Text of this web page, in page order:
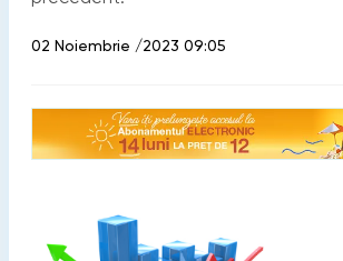
02 Noiembrie /2023 09:05